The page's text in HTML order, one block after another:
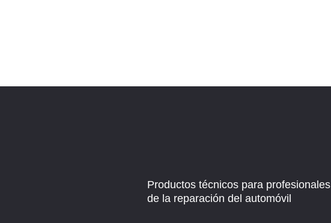
Productos técnicos para profesionales
de la reparación del automóvil